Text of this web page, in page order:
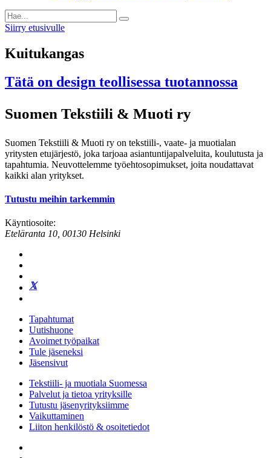
Siirry etusivulle
Kuitukangas
Tätä on design teollisessa tuotannossa
Suomen Tekstiili & Muoti ry
Suomen Tekstiili & Muoti ry on tekstiili-, vaate- ja muotialan
yritysten etujärjestö, joka tarjoaa asiantuntijapalveluita, koulutusta ja
tapahtumia. Neuvottelemme työehtosopimukset, joita noudattavat
kaikki alan yritykset.
Tutustu meihin tarkemmin
Käyntiosoite:
Eteläranta 10, 00130 Helsinki
Tapahtumat
Uutishuone
Avoimet työpaikat
Tule jäseneksi
Jäsensivut
Tekstiili- ja muotiala Suomessa
Palvelut ja tietoa yrityksille
Tutustu jäsenyrityksiimme
Vaikuttaminen
Liiton henkilöstö & osoitetiedot